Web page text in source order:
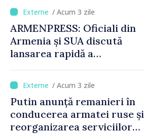
/ Acum 3 zile
ARMENPRESS: Oficiali din
Armenia și SUA discută
lansarea rapidă a
/ Acum 3 zile
Putin anunță remanieri în
conducerea armatei ruse și
reorganizarea serviciilor